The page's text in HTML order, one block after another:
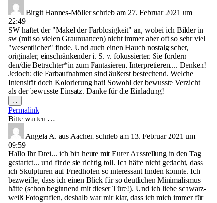
Birgit Hannes-Möllerschrieb am 27. Februar 2021 um
22:49
SW haftet der "Makel der Farblosigkeit" an, wobei ich Bilder in
sw (mit so vielen Graunuancen) nicht immer aber oft so sehr viel
"wesentlicher" finde. Und auch einen Hauch nostalgischer,
originaler, einschränkender i. S. v. fokussierter. Sie fordern
den/die Betrachter*in zum Fantasieren, Interpretieren.... Denken!
Jedoch: die Farbaufnahmen sind äußerst bestechend. Welche
Intensität doch Kolorierung hat! Sowohl der bewusste Verzicht
als der bewusste Einsatz. Danke für die Einladung!
...
Metabox
ein-/ausblenden.
Permalink
Bitte warten …
Angela A. aus Aachen schrieb am 13. Februar 2021 um
09:59
Hallo Ihr Drei... ich bin heute mit Eurer Ausstellung in den Tag
gestartet... und finde sie richtig toll. Ich hätte nicht gedacht, dass
ich Skulpturen auf Friedhöfen so interessant finden könnte. Ich
bezweifle, dass ich einen Blick für so deutlichen Minimalismus
hätte (schon beginnend mit dieser Türe!). Und ich liebe schwarz-
weiß Fotografien, deshalb war mir klar, dass ich mich immer für